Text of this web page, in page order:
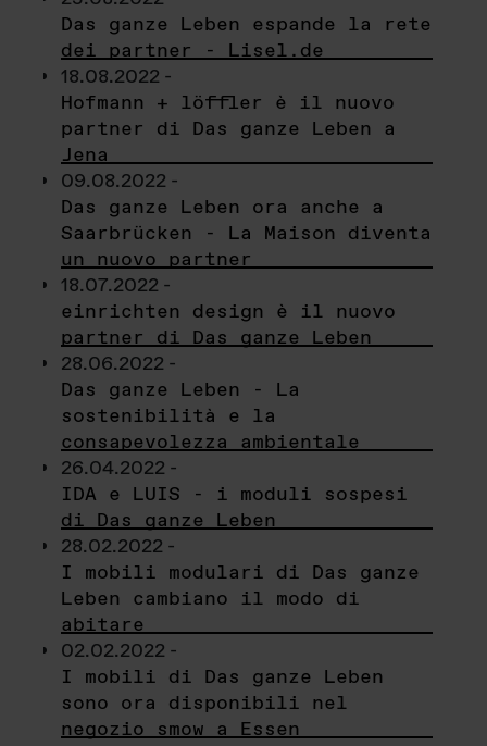
Das ganze Leben espande la rete
dei partner - Lisel.de
18.08.2022 -
Hofmann + löffler è il nuovo
partner di Das ganze Leben a
Jena
09.08.2022 -
Das ganze Leben ora anche a
Saarbrücken - La Maison diventa
un nuovo partner
18.07.2022 -
einrichten design è il nuovo
partner di Das ganze Leben
28.06.2022 -
Das ganze Leben - La
sostenibilità e la
consapevolezza ambientale
26.04.2022 -
IDA e LUIS - i moduli sospesi
di Das ganze Leben
28.02.2022 -
I mobili modulari di Das ganze
Leben cambiano il modo di
abitare
02.02.2022 -
I mobili di Das ganze Leben
sono ora disponibili nel
negozio smow a Essen